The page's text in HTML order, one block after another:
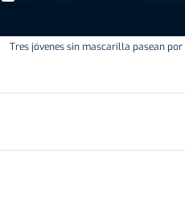
Tres jóvenes sin mascarilla pasean